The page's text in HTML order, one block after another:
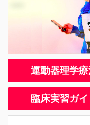
運動器理学
臨床実習ガイ